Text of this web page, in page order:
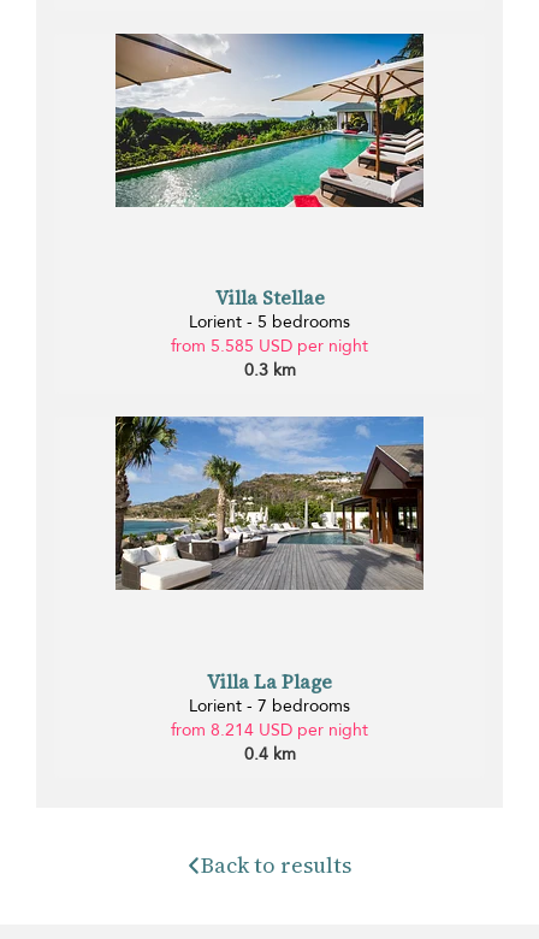
Villa Stellae
Lorient - 5 bedrooms
from 5.585 USD per night
0.3 km
Villa La Plage
Lorient - 7 bedrooms
from 8.214 USD per night
0.4 km
Back to results